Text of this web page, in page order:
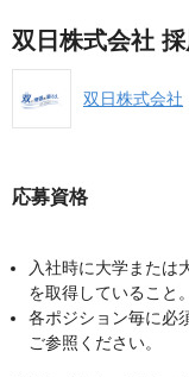
双日株式会社
双日株式会社
応募資格
入社時に大学または
を取得していること。
各ポジション毎に必
ご参照ください。